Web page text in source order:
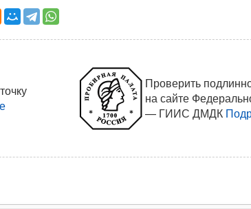
Проверить
на сайте
— ГИИС ДМДК